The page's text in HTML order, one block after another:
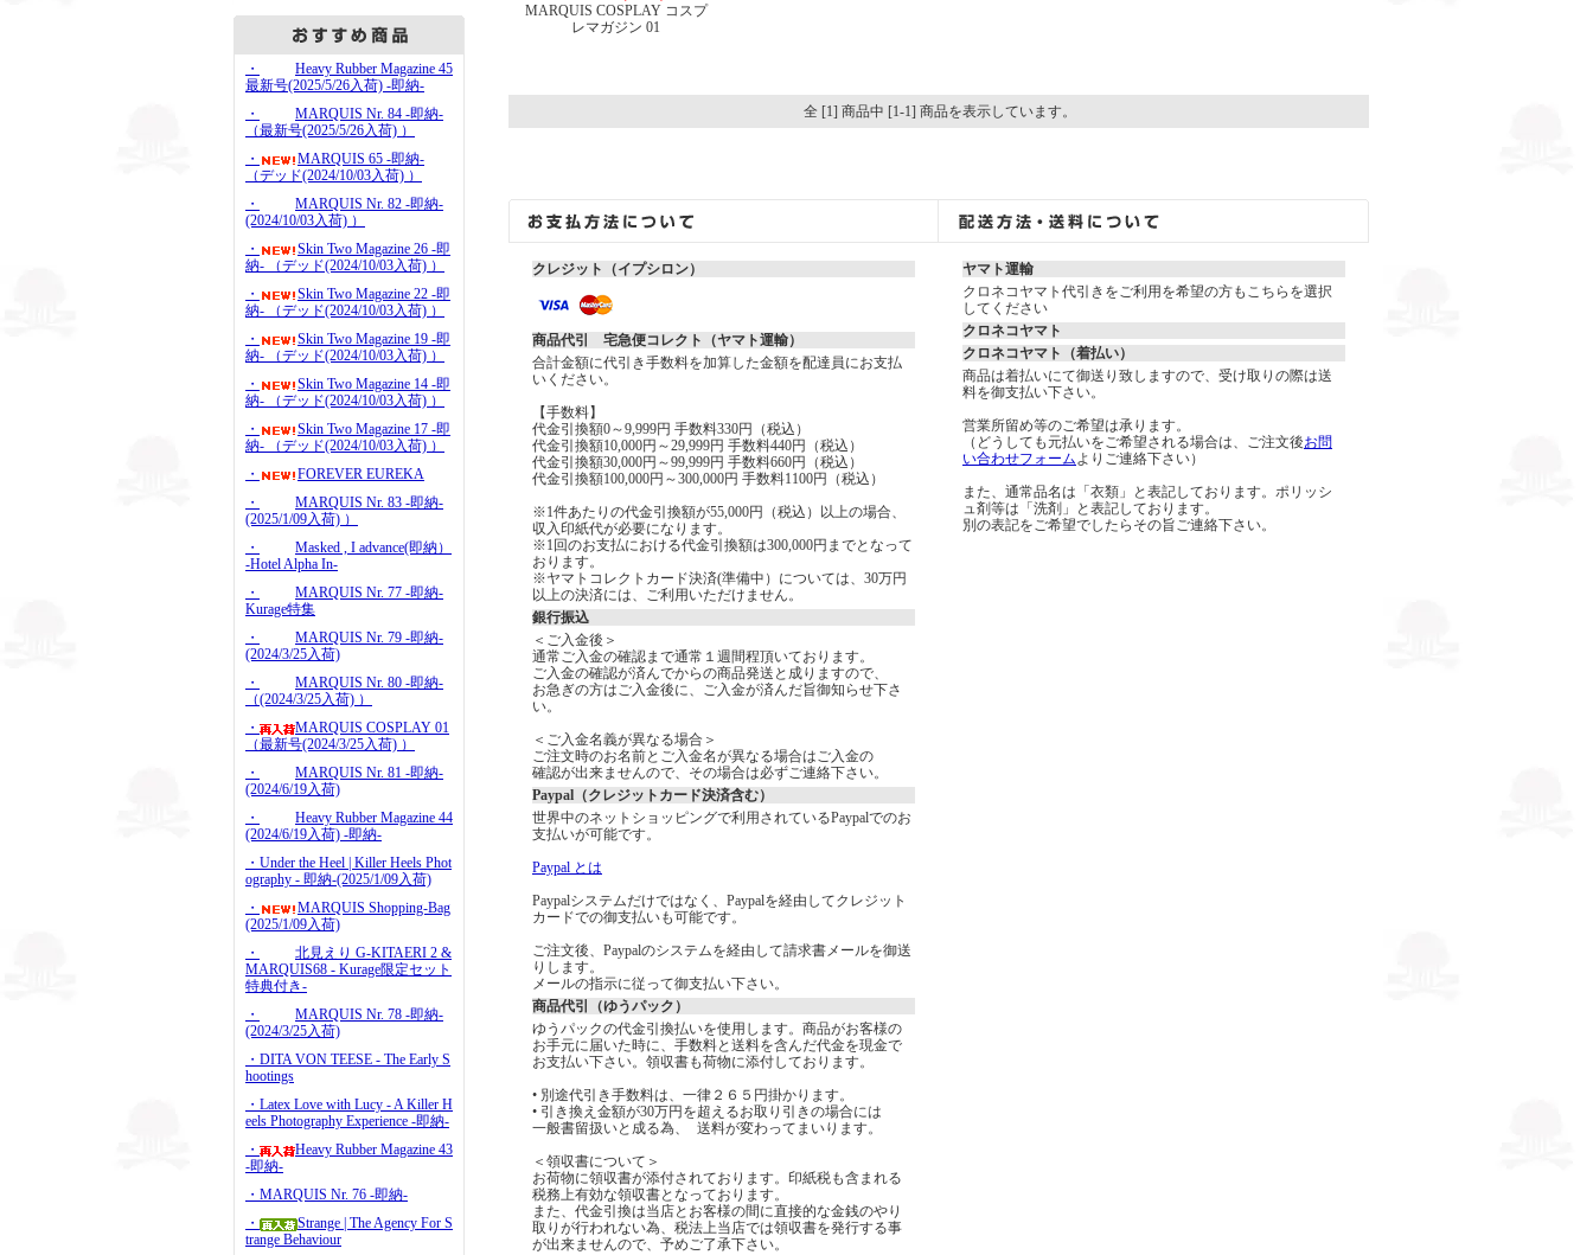
・
Heavy Rubber Magazine 45
最新号(2025/5/26入荷) -即納-
・
MARQUIS Nr. 84 -即納-
（最新号(2025/5/26入荷) ）
・
MARQUIS 65 -即納-
（デッド(2024/10/03入荷) ）
・
MARQUIS Nr. 82 -即納-
(2024/10/03入荷) ）
・
Skin Two Magazine 26 -即
納- （デッド(2024/10/03入荷) ）
・
Skin Two Magazine 22 -即
納- （デッド(2024/10/03入荷) ）
・
Skin Two Magazine 19 -即
納- （デッド(2024/10/03入荷) ）
・
Skin Two Magazine 14 -即
納- （デッド(2024/10/03入荷) ）
・
Skin Two Magazine 17 -即
納- （デッド(2024/10/03入荷) ）
・
FOREVER EUREKA
・
MARQUIS Nr. 83 -即納-
(2025/1/09入荷) ）
・
Masked , I advance(即納）
-Hotel Alpha In-
・
MARQUIS Nr. 77 -即納-
Kurage特集
・
MARQUIS Nr. 79 -即納-
(2024/3/25入荷)
・
MARQUIS Nr. 80 -即納-
（(2024/3/25入荷) ）
・
MARQUIS COSPLAY 01
（最新号(2024/3/25入荷) ）
・
MARQUIS Nr. 81 -即納-
(2024/6/19入荷)
・
Heavy Rubber Magazine 44
(2024/6/19入荷) -即納-
・Under the Heel | Killer Heels Phot
ography - 即納-(2025/1/09入荷)
・
MARQUIS Shopping-Bag
(2025/1/09入荷)
・
北見えり G-KITAERI 2 &
MARQUIS68 - Kurage限定セット
特典付き-
・
MARQUIS Nr. 78 -即納-
(2024/3/25入荷)
・DITA VON TEESE - The Early S
hootings
・Latex Love with Lucy - A Killer H
eels Photography Experience -即納-
・
Heavy Rubber Magazine 43
-即納-
・MARQUIS Nr. 76 -即納-
・
Strange | The Agency For S
trange Behaviour
MARQUIS COSPLAY コスプ
レマガジン 01
全 [1] 商品中 [1-1] 商品を表示しています。
クレジット（イプシロン）
商品代引 宅急便コレクト（ヤマト運輸）
合計金額に代引き手数料を加算した金額を配達員にお支払
いください。
【手数料】
代金引換額0～9,999円 手数料330円（税込）
代金引換額10,000円～29,999円 手数料440円（税込）
代金引換額30,000円～99,999円 手数料660円（税込）
代金引換額100,000円～300,000円 手数料1100円（税込）
※1件あたりの代金引換額が55,000円（税込）以上の場合、
収入印紙代が必要になります。
※1回のお支払における代金引換額は300,000円までとなって
おります。
※ヤマトコレクトカード決済(準備中）については、30万円
以上の決済には、ご利用いただけません。
銀行振込
＜ご入金後＞
通常ご入金の確認まで通常１週間程頂いております。
ご入金の確認が済んでからの商品発送と成りますので、
お急ぎの方はご入金後に、ご入金が済んだ旨御知らせ下さ
い。
＜ご入金名義が異なる場合＞
ご注文時のお名前とご入金名が異なる場合はご入金の
確認が出来ませんので、その場合は必ずご連絡下さい。
Paypal（クレジットカード決済含む）
世界中のネットショッピングで利用されているPaypalでのお
支払いが可能です。
Paypal とは
Paypalシステムだけではなく、Paypalを経由してクレジット
カードでの御支払いも可能です。
ご注文後、Paypalのシステムを経由して請求書メールを御送
りします。
メールの指示に従って御支払い下さい。
商品代引（ゆうパック）
ゆうパックの代金引換払いを使用します。商品がお客様の
お手元に届いた時に、手数料と送料を含んだ代金を現金で
お支払い下さい。領収書も荷物に添付しております。
• 別途代引き手数料は、一律２６５円掛かります。
• 引き換え金額が30万円を超えるお取り引きの場合には
一般書留扱いと成る為、 送料が変わってまいります。
＜領収書について＞
お荷物に領収書が添付されております。印紙税も含まれる
税務上有効な領収書となっております。
また、代金引換は当店とお客様の間に直接的な金銭のやり
取りが行われない為、税法上当店では領収書を発行する事
が出来ませんので、予めご了承下さい。
ヤマト運輸
クロネコヤマト代引きをご利用を希望の方もこちらを選択
してください
クロネコヤマト
クロネコヤマト（着払い）
商品は着払いにて御送り致しますので、受け取りの際は送
料を御支払い下さい。
営業所留め等のご希望は承ります。
（どうしても元払いをご希望される場合は、ご注文後お問
い合わせフォームよりご連絡下さい）
また、通常品名は「衣類」と表記しております。ポリッシ
ュ剤等は「洗剤」と表記しております。
別の表記をご希望でしたらその旨ご連絡下さい。